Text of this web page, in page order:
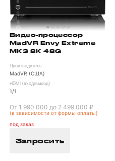
Видео-процессор
MadVR Envy Extreme
MK3 8K 48G
Производитель
MadVR (США)
HDMI (вход/выход)
1/1
От 1 990 000 до 2 499 000 ₽
(в зависимости от формы оплаты)
под заказ
Запросить